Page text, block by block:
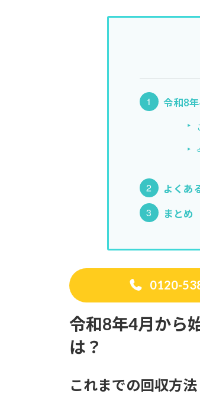
令和8
よくあ
まとめ
0120-
令和8年4月から
は？
これまでの回収方法